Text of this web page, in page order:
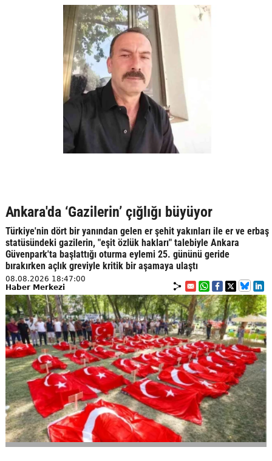
Ankara'da ‘Gazilerin’ çığlığı büyüyor
Türkiye'nin dört bir yanından gelen er şehit yakınları ile er ve erbaş
statüsündeki gazilerin, "eşit özlük hakları" talebiyle Ankara
Güvenpark'ta başlattığı oturma eylemi 25. gününü geride
bırakırken açlık greviyle kritik bir aşamaya ulaştı
08.08.2026 18:47:00
Haber Merkezi